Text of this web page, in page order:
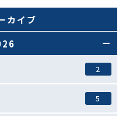
カイブ
2
5